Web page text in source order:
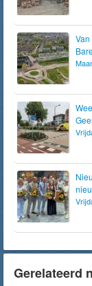
Gerelateerd